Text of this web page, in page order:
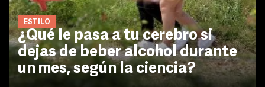
ESTILO
¿Qué le pasa a tu cerebro si
dejas de beber alcohol durante
un mes, según la ciencia?